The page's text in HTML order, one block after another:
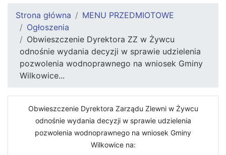
Strona główna
MENU PRZEDMIOTOWE
Ogłoszenia
Obwieszczenie Dyrektora ZZ w Żywcu
odnośnie wydania decyzji w sprawie udzielenia
pozwolenia wodnoprawnego na wniosek Gminy
Wilkowice...
Obwieszczenie Dyrektora Zarządu Zlewni w Żywcu
odnośnie wydania decyzji w sprawie udzielenia
pozwolenia wodnoprawnego na wniosek Gminy
Wilkowice na: